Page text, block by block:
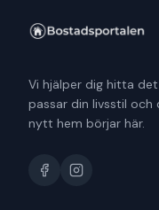
Vi hjälper dig hitta
passar din livsstil och
nytt hem börjar här.